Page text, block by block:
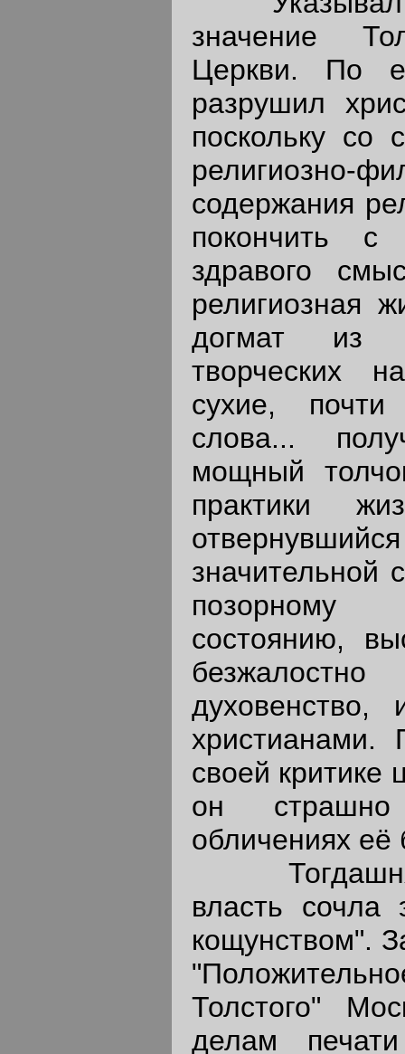
значение
Церкви. По
разрушил
поскольку со
религиозно-
содержания
покончить с
здравого
религиозная
догмат из
творческих
сухие, почти
слова...
мощный
практики
значительной
состоянию,
своей критике
он
обличениях её
Тогдашняя
власть сочла
кощунством".
Толстого"
делам